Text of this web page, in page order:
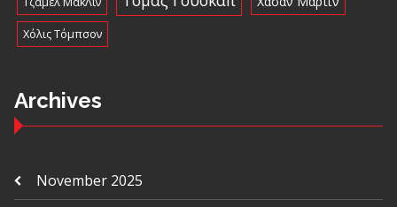
Χόλις Τόμπσον
Archives
November 2025